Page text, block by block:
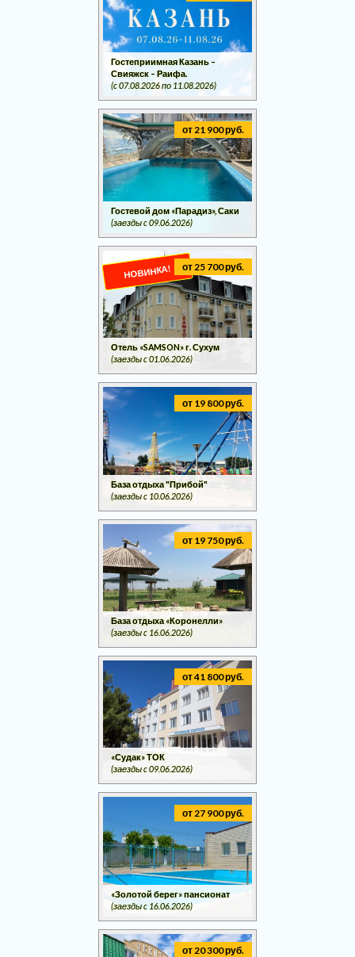
Гостеприимная Казань –
Свияжск – Раифа.
(c 07.08.2026 по 11.08.2026)
от 21 900 руб.
Гостевой дом «Парадиз», Саки
(заезды c 09.06.2026)
НОВИНКА! от 25 700 руб.
Отель «SAMSON» г. Сухум
(заезды c 01.06.2026)
от 19 800 руб.
База отдыха "Прибой"
(заезды c 10.06.2026)
от 19 750 руб.
База отдыха «Коронелли»
(заезды c 16.06.2026)
от 41 800 руб.
«Судак» ТОК
(заезды c 09.06.2026)
от 27 900 руб.
«Золотой берег» пансионат
(заезды c 16.06.2026)
от 20 300 руб.